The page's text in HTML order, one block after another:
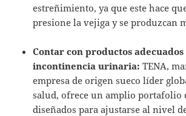
estreñimiento, ya que este hace
presione la vejiga y se produzcan
Contar con productos
incontinencia urinaria:TENA,
empresa de origen sueco líder
salud, ofrece un amplio portafolio
diseñados para ajustarse al nivel